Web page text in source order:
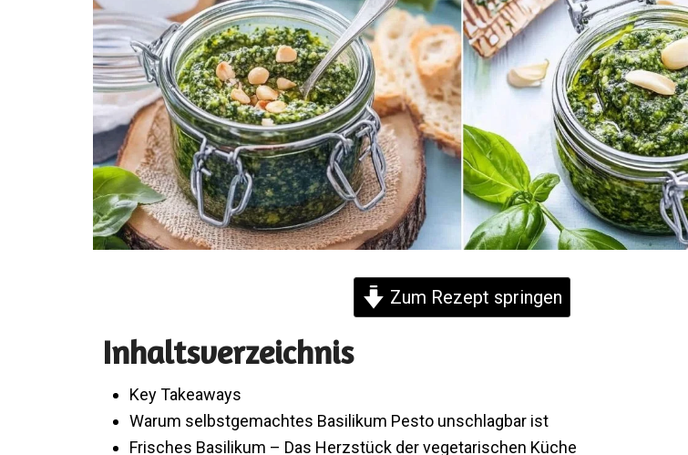
Zum Rezept springen
Inhaltsverzeichnis
Key Takeaways
Warum selbstgemachtes Basilikum Pesto unschlagbar ist
Frisches Basilikum – Das Herzstück der vegetarischen Küche